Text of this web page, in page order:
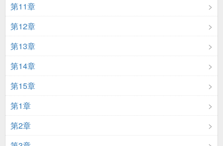
第11章
第12章
第13章
第14章
第15章
第1章
第2章